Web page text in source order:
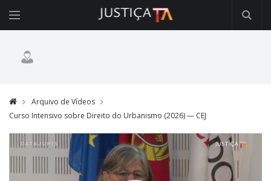
Arquivo de Vídeos
Curso Intensivo sobre Direito do Urbanismo (2026) — CEJ
Video